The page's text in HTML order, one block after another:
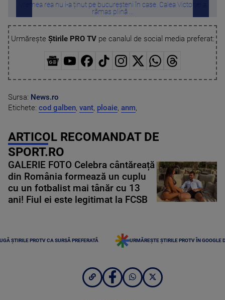
Vremea rea nu i-a ținut pe bucureșteni în case. Calea Victoriei a
rămas plină ...
Urmărește Știrile PRO TVpe canalul de social media preferat:
Sursa: News.ro
Etichete: cod galben, vant, ploaie, anm,
ARTICOL RECOMANDAT DE
SPORT.RO
GALERIE FOTO Celebra cântăreață
din România formează un cuplu
cu un fotbalist mai tânăr cu 13
ani! Fiul ei este legitimat la FCSB
ȘTIRILE PROTV CA SURSĂ PREFERATĂ URMĂREȘTE ȘTIRILE PROTV ÎN GOOGLE